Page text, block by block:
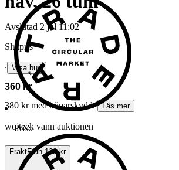
Avslutad 2 jul 11:02
Slutpris
∙ Visa bud
360 kr
380 kr med köparskydd. Läs mer
wojteek vann auktionen
FraktFrån 129 kr
Pris:.